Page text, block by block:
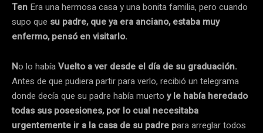
Ten Era una hermosa casa y una bonita familia, pero cuando
supo que su padre, que ya era anciano, estaba muy
enfermo, pensó en visitarlo.
No lo habíaVuelto a ver desde el día de su graduación.
Antes de que pudiera partir para verlo, recibió un telegrama
donde decía que su padre había muerto y le había heredado
todas sus posesiones, por lo cual necesitaba
urgentemente ir a la casa de su padre para arreglar todos